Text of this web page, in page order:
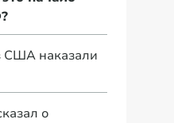
США наказали
о